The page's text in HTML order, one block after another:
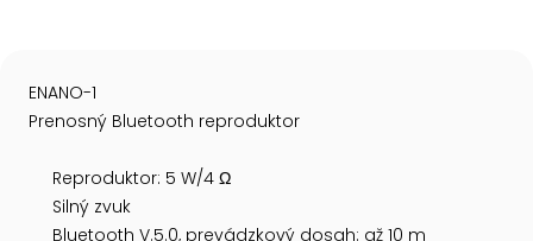
ENANO-1
Prenosný Bluetooth reproduktor
Reproduktor: 5 W/4 Ω
Silný zvuk
Bluetooth V.5.0, prevádzkový dosah: až 10 m